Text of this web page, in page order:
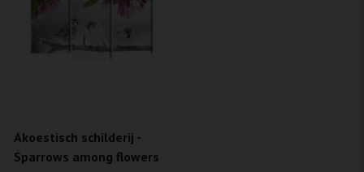
Akoestisch schilderij -
Sparrows among flowers